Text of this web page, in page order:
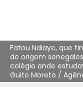
Fatou Ndiaye, que
de origem
colégio onde
Guito Moreto /